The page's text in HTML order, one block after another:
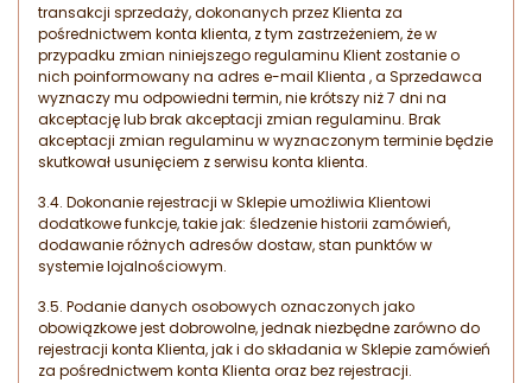
transakcji sprzedaży, dokonanych przez Klienta za
pośrednictwem konta klienta, z tym zastrzeżeniem, że w
przypadku zmian niniejszego regulaminu Klient zostanie o
nich poinformowany na adres e-mail Klienta , a Sprzedawca
wyznaczy mu odpowiedni termin, nie krótszy niż 7 dni na
akceptację lub brak akceptacji zmian regulaminu. Brak
akceptacji zmian regulaminu w wyznaczonym terminie będzie
skutkował usunięciem z serwisu konta klienta.
3.4. Dokonanie rejestracji w Sklepie umożliwia Klientowi
dodatkowe funkcje, takie jak: śledzenie historii zamówień,
dodawanie różnych adresów dostaw, stan punktów w
systemie lojalnościowym.
3.5. Podanie danych osobowych oznaczonych jako
obowiązkowe jest dobrowolne, jednak niezbędne zarówno do
rejestracji konta Klienta, jak i do składania w Sklepie zamówień
za pośrednictwem konta Klienta oraz bez rejestracji.